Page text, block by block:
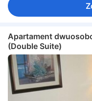
Apartament
(Double Suite)